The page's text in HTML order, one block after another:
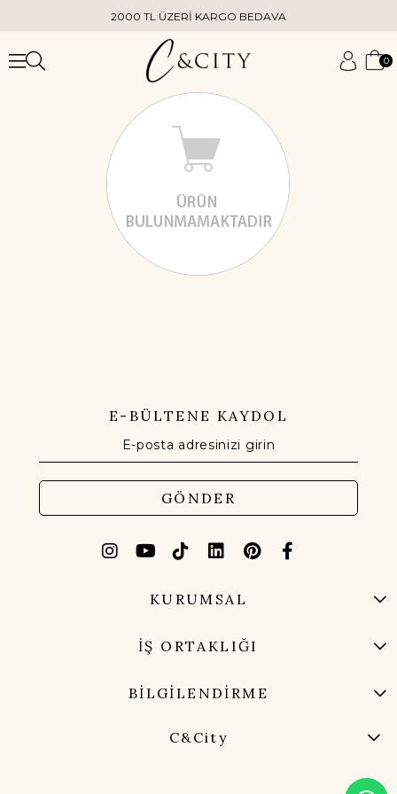
2000 TL ÜZERİ KARGO BEDAVA
0
E-BÜLTENE KAYDOL
GÖNDER
KURUMSAL
İŞ ORTAKLIĞI
BİLGİLENDİRME
C&City